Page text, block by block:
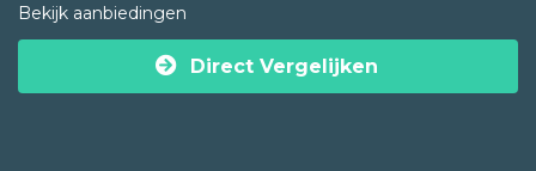
Bekijk aanbiedingen
Direct Vergelijken